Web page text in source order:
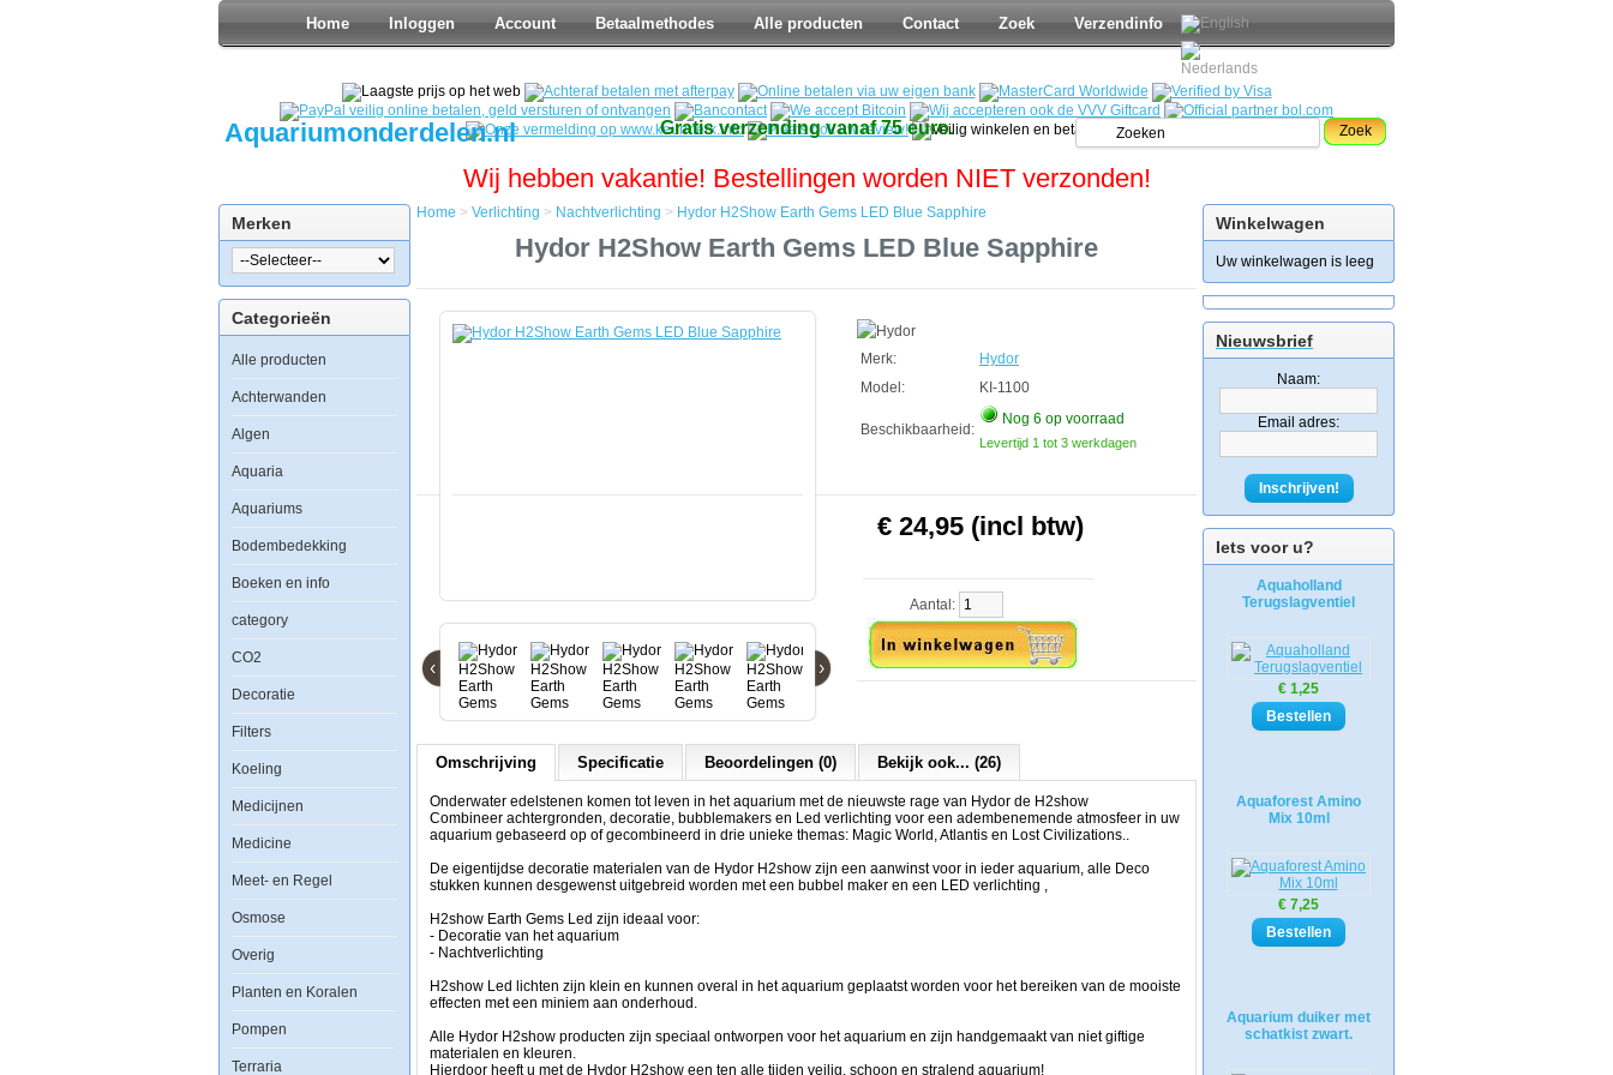
Home Inloggen Account Betaalmethodes Alle producten Contact Zoek Verzendinfo
Aquariumonderdelen.nl Gratis verzending vanaf 75 euro. Zoek
Wij hebben vakantie! Bestellingen worden NIET verzonden!
Merken
Categorieën
Alle producten
Achterwanden
Algen
Aquaria
Aquariums
Bodembedekking
Boeken en info
category
CO2
Decoratie
Filters
Koeling
Medicijnen
Medicine
Meet- en Regel
Osmose
Overig
Planten en Koralen
Pompen
Terraria
Winkelwagen
Uw winkelwagen is leeg
Nieuwsbrief
Naam:
Email adres:
Inschrijven!
Iets voor u?
Aquaholland
Terugslagventiel
€ 1,25
Aquaforest Amino
Mix 10ml
€ 7,25
Aquarium duiker met
schatkist zwart.
Hydor
H2Show
Earth
Earth
LED
Blue
Sapphire
Onderwater
edelstenen
komen
leven
aquarium
met
de
rage
van
de
H2show
Combineer
Home > Verlichting > Nachtverlichting > Hydor H2Show Earth Gems LED Blue Sapphire
Hydor H2Show Earth Gems LED Blue Sapphire
‹ ›
Merk:
Hydor
Model:
KI-1100
Beschikbaarheid:
Nog 6 op voorraad
Levertijd 1 tot 3 werkdagen
€ 24,95 (incl btw)
Aantal:
Omschrijving Specificatie Beoordelingen (0) Bekijk ook... (26)
Onderwater edelstenen komen tot leven in het aquarium met de nieuwste rage van Hydor de H2show
Combineer achtergronden, decoratie, bubblemakers en Led verlichting voor een adembenemende atmosfeer in uw
aquarium gebaseerd op of gecombineerd in drie unieke themas: Magic World, Atlantis en Lost Civilizations..
De eigentijdse decoratie materialen van de Hydor H2show zijn een aanwinst voor in ieder aquarium, alle Deco
stukken kunnen desgewenst uitgebreid worden met een bubbel maker en een LED verlichting ,
H2show Earth Gems Led zijn ideaal voor:
- Decoratie van het aquarium
- Nachtverlichting
H2show Led lichten zijn klein en kunnen overal in het aquarium geplaatst worden voor het bereiken van de mooiste
effecten met een miniem aan onderhoud.
Alle Hydor H2show producten zijn speciaal ontworpen voor het aquarium en zijn handgemaakt van niet giftige
materialen en kleuren.
Hierdoor heeft u met de Hydor H2show een ten alle tijden veilig, schoon en stralend aquarium!